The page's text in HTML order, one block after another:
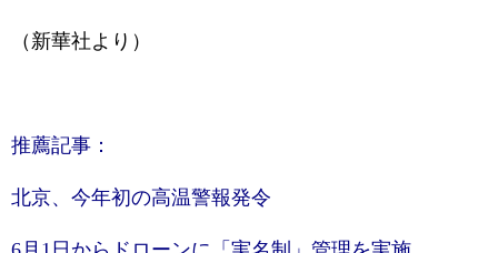
（新華社より）
推薦記事：
北京、今年初の高温警報発令